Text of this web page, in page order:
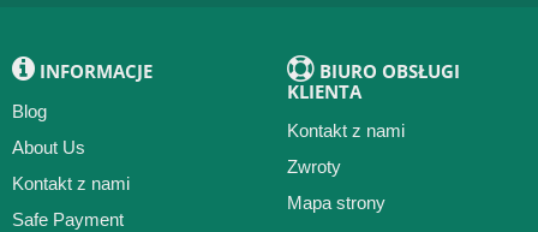
INFORMACJE
Blog
About Us
Kontakt z nami
Safe Payment
BIURO OBSŁUGI
KLIENTA
Kontakt z nami
Zwroty
Mapa strony